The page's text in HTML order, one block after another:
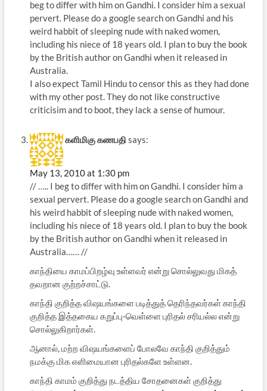
beg to differ with him on Gandhi. I consider him a sexual
pervert. Please do a google search on Gandhi and his
weird habbit of sleeping nude with naked women,
including his niece of 18 years old. I plan to buy the book
by the British author on Gandhi when it released in
Australia.
I also expect Tamil Hindu to censor this as they had done
with my other post. They do not like constructive
criticisim and to boot, they lack a sense of humour.
களிமிகு கணபதிsays:
May 13, 2010 at 1:30 pm
// ….. I beg to differ with him on Gandhi. I consider him a
sexual pervert. Please do a google search on Gandhi and
his weird habbit of sleeping nude with naked women,
including his niece of 18 years old. I plan to buy the book
by the British author on Gandhi when it released in
Australia…… //
காந்தியை காமப்பிறழ்வு உள்ளவர் என்று சொல்லுவது மிகத்
தவறான குற்றச்சாட்டு.
காந்தி குறித்த விஷயங்களை படித்துத் தெரிந்தவர்கள் காந்தி
குறித்த இத்தகைய கறுப்பு-வெள்ளை புரிதல் சரியல்ல என்று
சொல்லுகிறார்கள்.
ஆனால், மற்ற விஷயங்களைப் போலவே காந்தி குறித்தும்
நமக்கு மிக எளிமையான புரிதல்களே உள்ளன.
காந்தி காமம் குறித்து நடத்திய சோதனைகள் குறித்து